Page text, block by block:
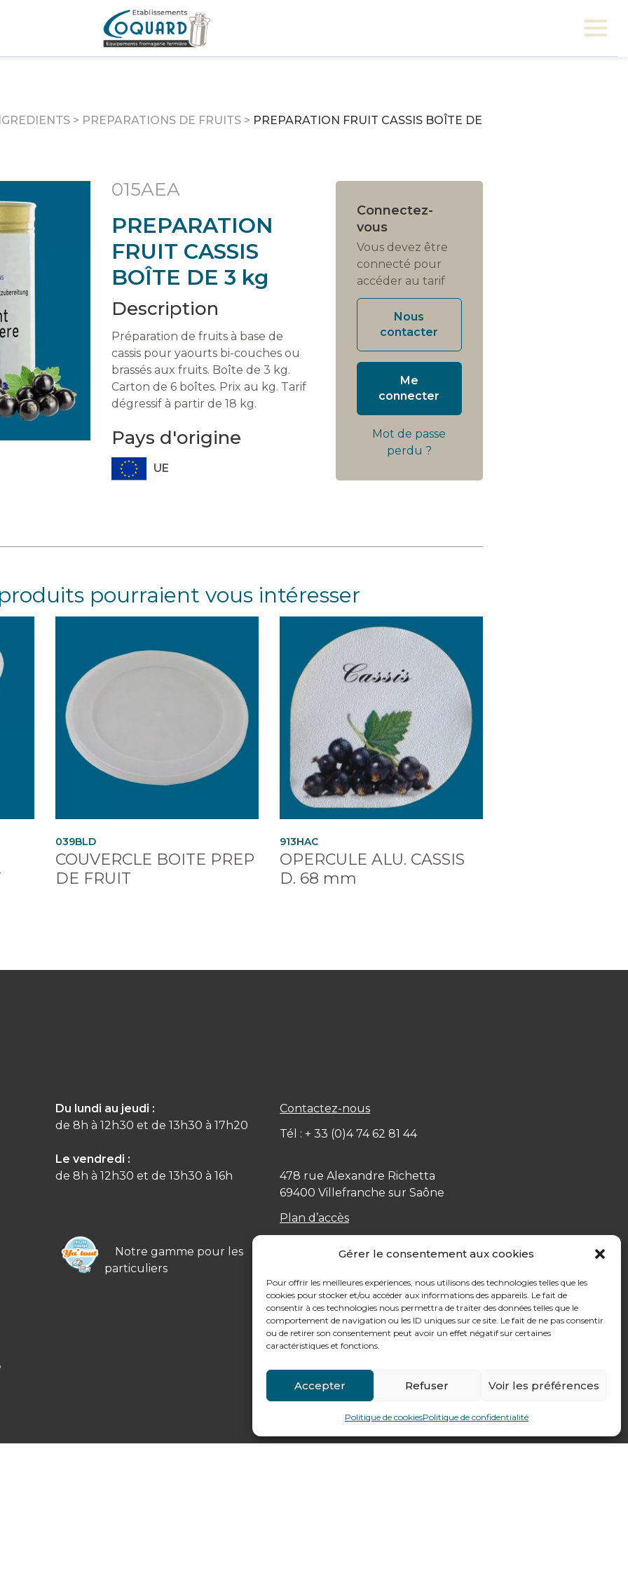
Gérer le consentement aux cookies
Pour offrir les meilleures expériences, nous utilisons des technologies telles que les
cookies pour stocker et/ou accéder aux informations des appareils. Le fait de
consentir à ces technologies nous permettra de traiter des données telles que le
comportement de navigation ou les ID uniques sur ce site. Le fait de ne pas consentir
ou de retirer son consentement peut avoir un effet négatif sur certaines
caractéristiques et fonctions.
Accepter Refuser Voir les préférences
Politique de cookiesPolitique de confidentialité
> PREPARATIONS DE FRUITS > PREPARATION FRUIT CASSIS BOÎTE DE
015AEA
PREPARATION
FRUIT CASSIS
BOÎTE DE 3 kg
Description
Préparation de fruits à base de
cassis pour yaourts bi-couches ou
brassés aux fruits. Boîte de 3 kg.
Carton de 6 boîtes. Prix au kg. Tarif
dégressif à partir de 18 kg.
Pays d'origine
UE
Connectez-
vous
Vous devez être
connecté pour
accéder au tarif
Nous
contacter
Me
connecter
Mot de passe
perdu ?
pourraient vous intéresser
039BLD
COUVERCLE BOITE PREP
DE FRUIT
913HAC
OPERCULE ALU. CASSIS
D. 68 mm
Du lundi au jeudi :
de 8h à 12h30 et de 13h30 à 17h20
Le vendredi :
de 8h à 12h30 et de 13h30 à 16h
Notre gamme pour les
particuliers
Contactez-nous
Tél : + 33 (0)4 74 62 81 44
478 rue Alexandre Richetta
69400 Villefranche sur Saône
Plan d’accès